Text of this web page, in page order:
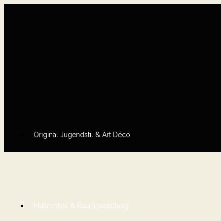
Original Jugendstil & Art Déco
Maßmöbel & Raumgestaltung